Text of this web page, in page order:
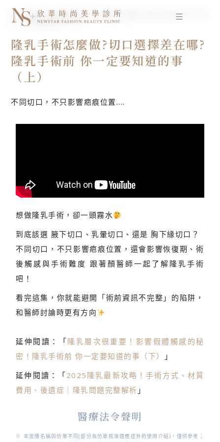
首
頁
隆乳手術怎麼做?切口選擇差在哪? 隆乳手術前 你一定
要知道的事（上）
隆乳手術怎麼做?切口選擇差在哪?
隆乳手術前 你一定要知道的事
（上）
不同切口，不只影響疤痕位置....
想做隆乳手術，卻一頭霧水
到底該選 腋下切口、乳暈切口、還是 胸下緣切口？
不同切口，不只影響疤痕位置，還會影響恢復期、術
後觸感與手術難度 跟著顏醫師一起了解隆乳手術
吧！
看完這集，你就能避開「術前資訊不完整」的陷阱，
和醫師討論時更有方向
延伸閱讀：「隆乳層次很重要！影響假體觸感的秘
密！隆乳手術前 你一定要知道的事（下）
」
延伸閱讀：「2025隆乳最新攻略！手術方式、材質
費用、後遺症｜隆乳問題完整解析 」
醫療法令聲明
※ 本宣傳名稱與仿單不同(部分為仿單核准適應症外的使用介紹)，僅供參考；